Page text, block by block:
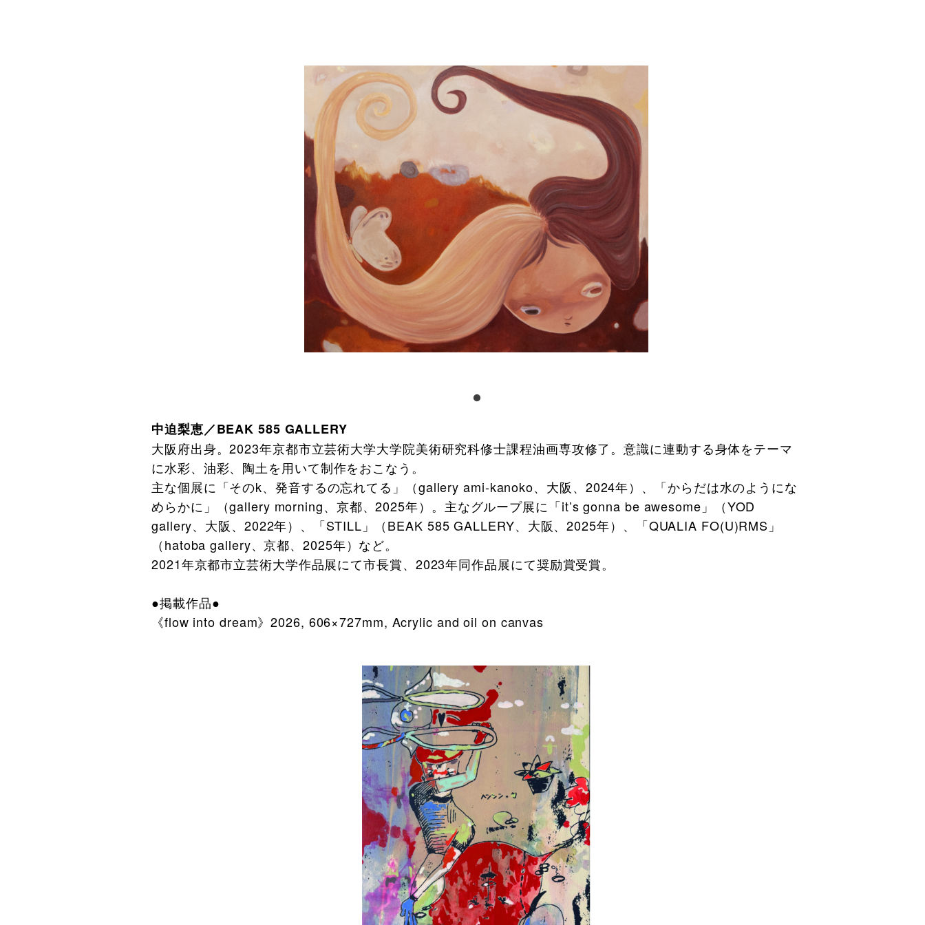
中迫梨恵／BEAK 585 GALLERY
大阪府出身。2023年京都市立芸術大学大学院美術研究科修士課程油画専攻修了。意識に連動する身体をテーマ
に水彩、油彩、陶土を用いて制作をおこなう。
主な個展に「そのk、発音するの忘れてる」（gallery ami-kanoko、大阪、2024年）、「からだは水のようにな
めらかに」（gallery morning、京都、2025年）。主なグループ展に「it’s gonna be awesome」（YOD
gallery、大阪、2022年）、「STILL」（BEAK 585 GALLERY、大阪、2025年）、「QUALIA FO(U)RMS」
（hatoba gallery、京都、2025年）など。
2021年京都市立芸術大学作品展にて市長賞、2023年同作品展にて奨励賞受賞。
●掲載作品●
《flow into dream》2026, 606×727mm, Acrylic and oil on canvas